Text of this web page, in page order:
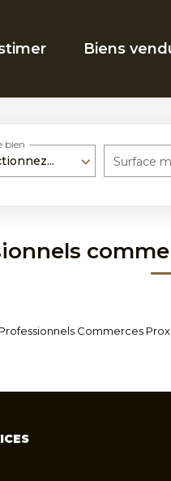
Biens
bien
Surface
Commerces